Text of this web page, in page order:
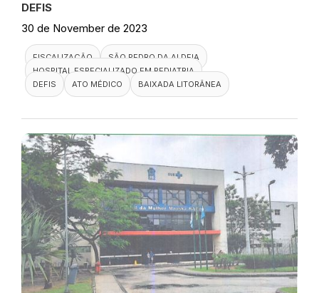
DEFIS
30 de November de 2023
FISCALIZAÇÃO
SÃO PEDRO DA ALDEIA
HOSPITAL ESPECIALIZADO EM PEDIATRIA
DEFIS
ATO MÉDICO BAIXADA LITORÂNEA